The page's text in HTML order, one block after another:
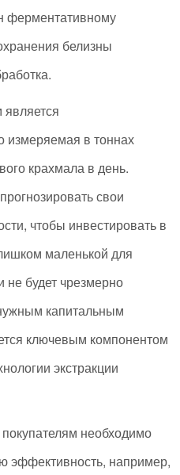
ферментативному
белизны
измеряемая в тоннах
крахмала в день.
свои
чтобы инвестировать в
маленькой для
не будет чрезмерно
капитальным
ключевым компонентом
экстракции
необходимо
эффективность, например,